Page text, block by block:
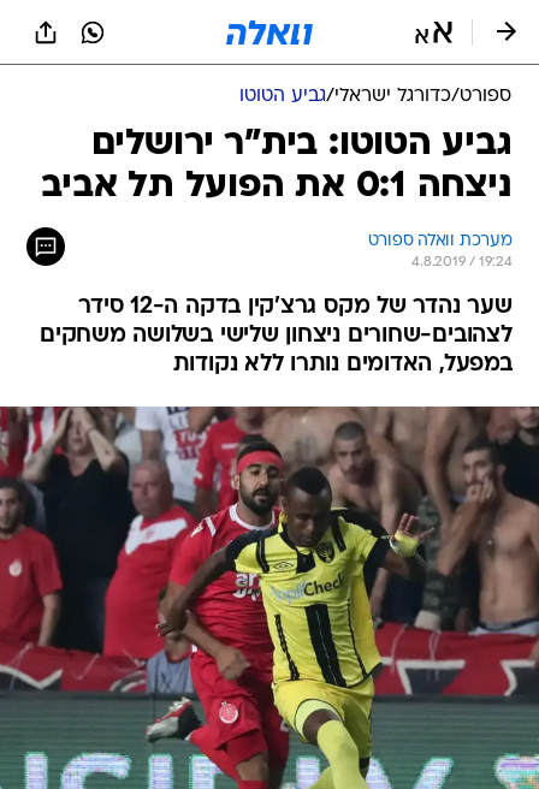
ספורט/כדורגל ישראלי/גביע הטוטו
גביע הטוטו: בית"ר ירושלים
ניצחה 0:1 את הפועל תל אביב
מערכת וואלה ספורט
4.8.2019 / 19:24
שער נהדר של מקס גרצ'קין בדקה ה-12 סידר
לצהובים-שחורים ניצחון שלישי בשלושה משחקים
במפעל, האדומים נותרו ללא נקודות